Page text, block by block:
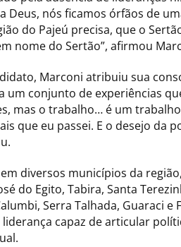
Deus, nós ficamos órfãos de
do Pajeú precisa, que o
nome do Sertão”, afirmou
Marconi atribuiu sua
um conjunto de experiências
mas o trabalho… é um
que eu passei. E o desejo da
diversos municípios da
do Egito, Tabira, Santa
Serra Talhada, Guaraci e
capaz de articular